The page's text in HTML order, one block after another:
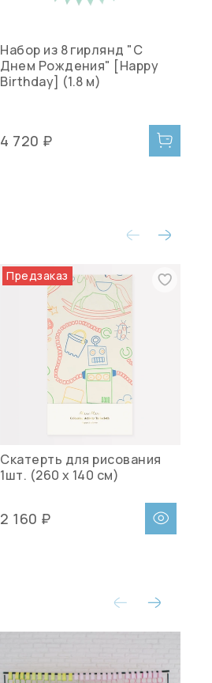
Набор из 8 гирлянд "С
Днем Рождения" [Happy
Birthday] (1.8 м)
4 720 ₽
Предзаказ
Скатерть для рисования
1шт. (260 х 140 см)
2 160 ₽